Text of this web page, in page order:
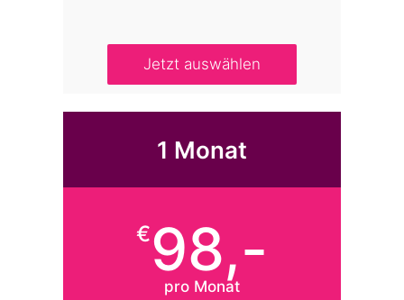
Jetzt auswählen
1 Monat
€98,-
pro Monat